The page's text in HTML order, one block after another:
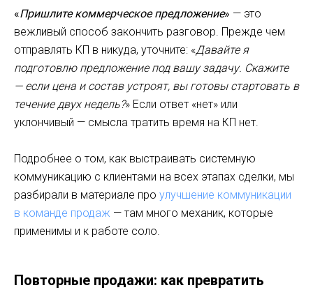
«Пришлите коммерческое предложение» — это
вежливый способ закончить разговор. Прежде чем
отправлять КП в никуда, уточните: «Давайте я
подготовлю предложение под вашу задачу. Скажите
— если цена и состав устроят, вы готовы стартовать в
течение двух недель?» Если ответ «нет» или
уклончивый — смысла тратить время на КП нет.
Подробнее о том, как выстраивать системную
коммуникацию с клиентами на всех этапах сделки, мы
разбирали в материале про улучшение коммуникации
в команде продаж — там много механик, которые
применимы и к работе соло.
Повторные продажи: как превратить